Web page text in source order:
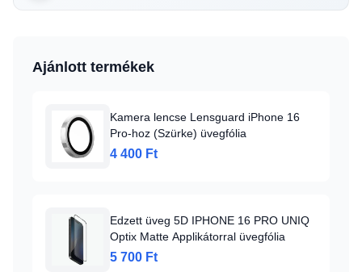
Ajánlott termékek
Kamera lencse Lensguard iPhone 16
Pro-hoz (Szürke) üvegfólia
4 400 Ft
Edzett üveg 5D IPHONE 16 PRO UNIQ
Optix Matte Applikátorral üvegfólia
5 700 Ft